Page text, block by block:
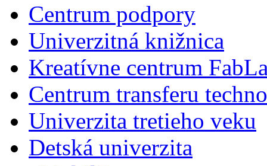
Centrum podpory
Univerzitná knižnica
Kreatívne centrum
Centrum transferu
Univerzita tretieho veku
Detská univerzita